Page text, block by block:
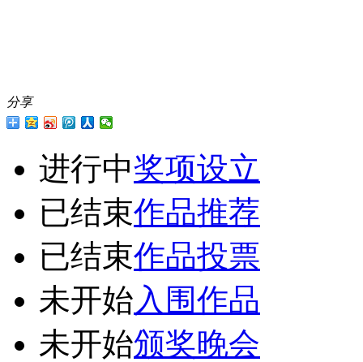
分享
进行中奖项设立
已结束作品推荐
已结束作品投票
未开始入围作品
未开始颁奖晚会